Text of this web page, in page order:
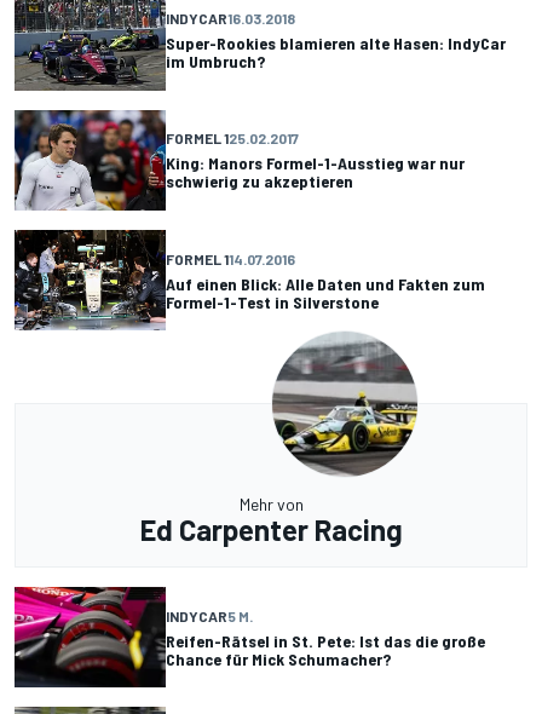
INDYCAR16.03.2018
Super-Rookies blamieren alte Hasen: IndyCar
im Umbruch?
FORMEL 125.02.2017
King: Manors Formel-1-Ausstieg war nur
schwierig zu akzeptieren
FORMEL 114.07.2016
Auf einen Blick: Alle Daten und Fakten zum
Formel-1-Test in Silverstone
Mehr von
Ed Carpenter Racing
INDYCAR5 M.
Reifen-Rätsel in St. Pete: Ist das die große
Chance für Mick Schumacher?